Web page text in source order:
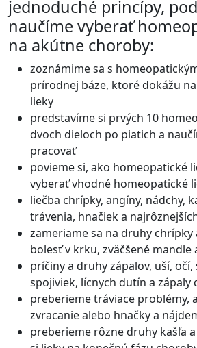
jednoduché princípy,
naučíme vyberať
na akútne choroby:
zoznámime sa s
prírodnej báze, ktoré dokážu
lieky
predstavíme si prvých 10
dvoch dieloch po piatich a
pracovať
povieme si, ako homeopatické
vyberať vhodné homeopatické
liečba chrípky, angíny, nádchy,
trávenia, hnačiek a
zameriame sa na druhy chrípky
bolesť v krku, zväčšené mandle
príčiny a druhy zápalov, uší,
spojiviek, lícnych dutín a zápaly
preberieme tráviace problémy,
zvracanie alebo hnačky a
preberieme rôzne druhy kašľa